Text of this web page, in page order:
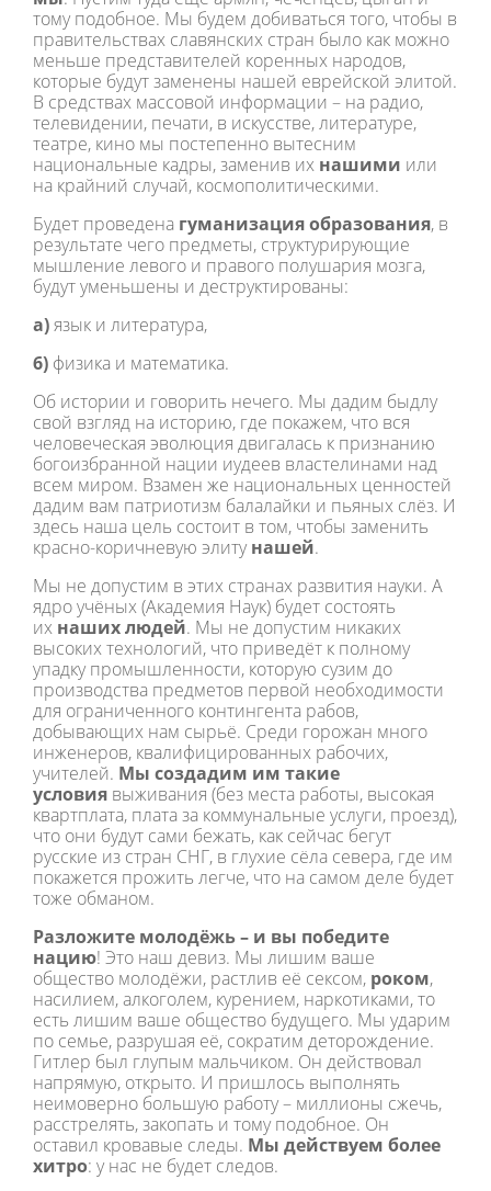
тому подобное. Мы будем добиваться того, чтобы в
правительствах славянских стран было как можно
меньше представителей коренных народов,
которые будут заменены нашей еврейской элитой.
В средствах массовой информации – на радио,
телевидении, печати, в искусстве, литературе,
театре, кино мы постепенно вытесним
национальные кадры, заменив их нашими или
на крайний случай, космополитическими.
Будет проведена гуманизация образования, в
результате чего предметы, структурирующие
мышление левого и правого полушария мозга,
будут уменьшены и деструктированы:
а)язык и литература,
6) физика и математика.
Об истории и говорить нечего. Мы дадим быдлу
свой взгляд на историю, где покажем, что вся
человеческая эволюция двигалась к признанию
богоизбранной нации иудеев властелинами над
всем миром. Взамен же национальных ценностей
дадим вам патриотизм балалайки и пьяных слёз. И
здесь наша цель состоит в том, чтобы заменить
красно-коричневую элитунашей.
Мы не допустим в этих странах развития науки. А
ядро учёных (Академия Наук) будет состоять
их наших людей. Мы не допустим никаких
высоких технологий, что приведёт к полному
упадку промышленности, которую сузим до
производства предметов первой необходимости
для ограниченного контингента рабов,
добывающих нам сырьё. Среди горожан много
инженеров, квалифицированных рабочих,
учителей. Мы создадим им такие
условия выживания (без места работы, высокая
квартплата, плата за коммунальные услуги, проезд),
что они будут сами бежать, как сейчас бегут
русские из стран СНГ, в глухие сёла севера, где им
покажется прожить легче, что на самом деле будет
тоже обманом.
Разложите молодёжь – и вы победите
нацию! Это наш девиз. Мы лишим ваше
общество молодёжи, растлив её сексом, роком,
насилием, алкоголем, курением, наркотиками, то
есть лишим ваше общество будущего. Мы ударим
по семье, разрушая её, сократим деторождение.
Гитлер был глупым мальчиком. Он действовал
напрямую, открыто. И пришлось выполнять
неимоверно большую работу – миллионы сжечь,
расстрелять, закопать и тому подобное. Он
оставил кровавые следы. Мы действуем более
хитро: у нас не будет следов.